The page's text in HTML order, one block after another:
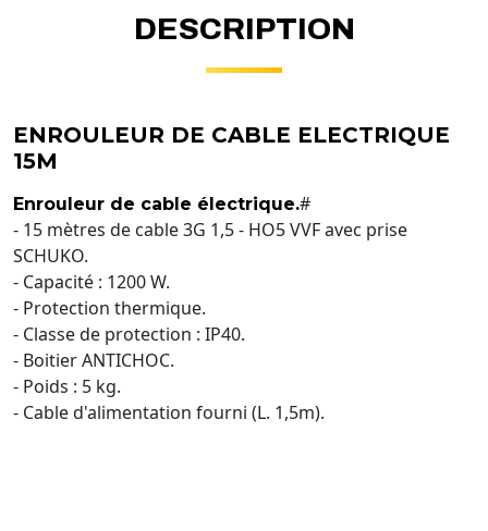
DESCRIPTION
ENROULEUR DE CABLE ELECTRIQUE
15M
Enrouleur de cable électrique.#
- 15 mètres de cable 3G 1,5 - HO5 VVF avec prise
SCHUKO.
- Capacité : 1200 W.
- Protection thermique.
- Classe de protection : IP40.
- Boitier ANTICHOC.
- Poids : 5 kg.
- Cable d'alimentation fourni (L. 1,5m).